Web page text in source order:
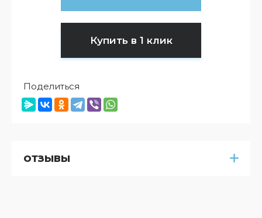
Купить в 1 клик
Поделиться
ОТЗЫВЫ